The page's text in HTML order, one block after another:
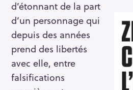
d’étonnant de la part
d’un personnage qui
depuis des années
prend des libertés
avec elle, entre
falsifications